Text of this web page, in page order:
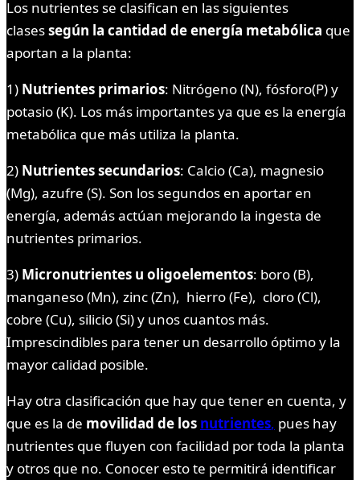
Los nutrientes se clasifican en las siguientes
clasessegún la cantidad de energía metabólica que
aportan a la planta:
1) Nutrientes primarios: Nitrógeno (N), fósforo(P) y
potasio (K). Los más importantes ya que es la energía
metabólica que más utiliza la planta.
2) Nutrientes secundarios: Calcio (Ca), magnesio
(Mg), azufre (S). Son los segundos en aportar en
energía, además actúan mejorando la ingesta de
nutrientes primarios.
3) Micronutrientes u oligoelementos: boro (B),
manganeso (Mn), zinc (Zn), hierro (Fe), cloro (Cl),
cobre (Cu), silicio (Si) y unos cuantos más.
Imprescindibles para tener un desarrollo óptimo y la
mayor calidad posible.
Hay otra clasificación que hay que tener en cuenta, y
que es la de movilidad de los nutrientes, pues hay
nutrientes que fluyen con facilidad por toda la planta
y otros que no. Conocer esto te permitirá identificar